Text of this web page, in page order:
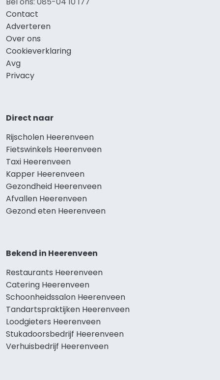
Contact
Adverteren
Over ons
Cookieverklaring
Avg
Privacy
Direct naar
Rijscholen Heerenveen
Fietswinkels Heerenveen
Taxi Heerenveen
Kapper Heerenveen
Gezondheid Heerenveen
Afvallen Heerenveen
Gezond eten Heerenveen
Bekend in Heerenveen
Restaurants Heerenveen
Catering Heerenveen
Schoonheidssalon Heerenveen
Tandartspraktijken Heerenveen
Loodgieters Heerenveen
Stukadoorsbedrijf Heerenveen
Verhuisbedrijf Heerenveen